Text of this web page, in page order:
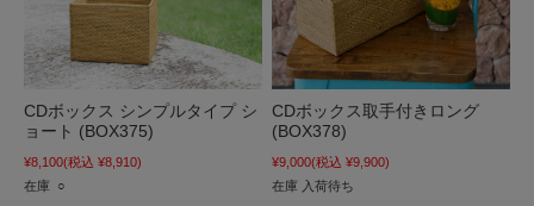
CDボックス シンプルタイプ シ
ョート (BOX375)
¥8,100(税込 ¥8,910)
在庫 ○
CDボックス取手付きロング
(BOX378)
¥9,000(税込 ¥9,900)
在庫 入荷待ち